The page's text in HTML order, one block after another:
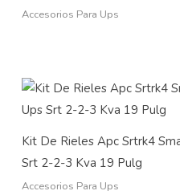
Accesorios Para Ups
Kit De Rieles Apc Srtrk4
Srt 2-2-3 Kva 19 Pulg
Accesorios Para Ups